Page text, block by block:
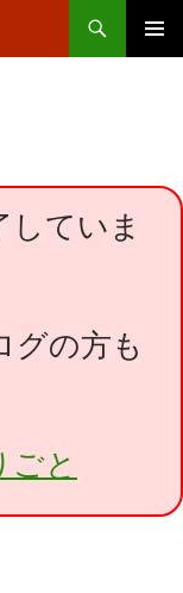
していま
グの方も
ごと